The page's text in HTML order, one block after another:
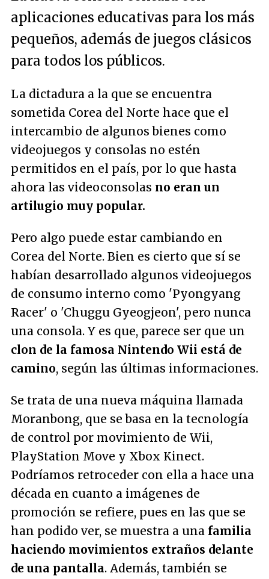
aplicaciones educativas para los más
pequeños, además de juegos clásicos
para todos los públicos.
La dictadura a la que se encuentra
sometida Corea del Norte hace que el
intercambio de algunos bienes como
videojuegos y consolas no estén
permitidos en el país, por lo que hasta
ahora las videoconsolas no eran un
artilugio muy popular.
Pero algo puede estar cambiando en
Corea del Norte. Bien es cierto que sí se
habían desarrollado algunos videojuegos
de consumo interno como 'Pyongyang
Racer' o 'Chuggu Gyeogjeon', pero nunca
una consola. Y es que, parece ser que un
clon de la famosa Nintendo Wii está de
camino, según las últimas informaciones.
Se trata de una nueva máquina llamada
Moranbong, que se basa en la tecnología
de control por movimiento de Wii,
PlayStation Move y Xbox Kinect.
Podríamos retroceder con ella a hace una
década en cuanto a imágenes de
promoción se refiere, pues en las que se
han podido ver, se muestra a una familia
haciendo movimientos extraños delante
de una pantalla. Además, también se